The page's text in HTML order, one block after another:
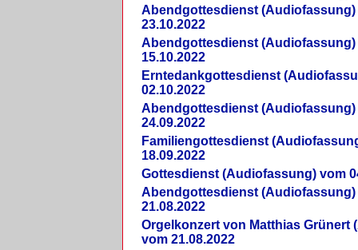
Abendgottesdienst (Audiofassung)
23.10.2022
Abendgottesdienst (Audiofassung)
15.10.2022
Erntedankgottesdienst
02.10.2022
Abendgottesdienst (Audiofassung)
24.09.2022
Familiengottesdienst
18.09.2022
Gottesdienst (Audiofassung) vom
Abendgottesdienst (Audiofassung)
21.08.2022
Orgelkonzert von Matthias Grünert
vom 21.08.2022